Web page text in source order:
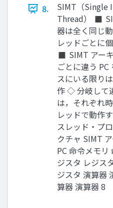
8.
SIMT（
Thread） ◼
器は全く同じ
レッドごとに
◼ SIMT アー
ごとに違う
スにいる限り
作 ◇ 分岐して
は，それぞれ
レッドで動作
スレッド・プ
クチャ SIMT
PC 命令メモリ
ジスタ レジス
ジスタ 演算器
算器 演算器 8